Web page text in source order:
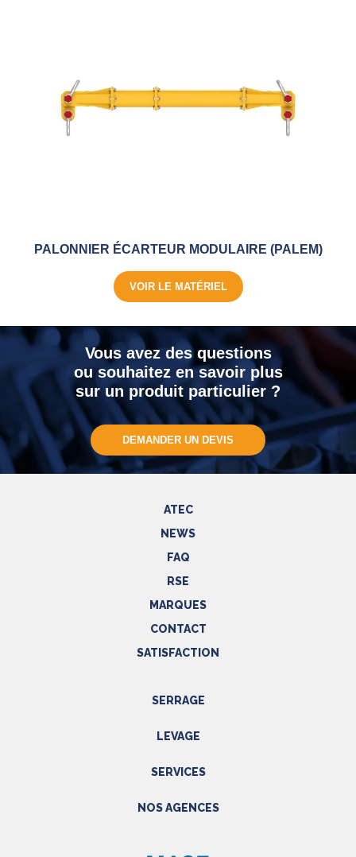
PALONNIER ÉCARTEUR MODULAIRE (PALEM)
VOIR LE MATÉRIEL
Vous avez des questions
ou souhaitez en savoir plus
sur un produit particulier ?
DEMANDER UN DEVIS
ATEC
NEWS
FAQ
RSE
MARQUES
CONTACT
SATISFACTION
SERRAGE
Outils électriques
LEVAGE
EPI
SERVICES
NOS AGENCES